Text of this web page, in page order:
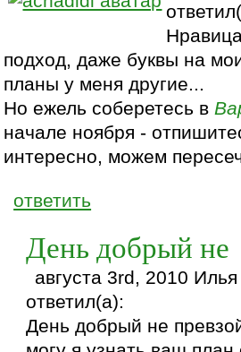
подход, даже буквы на
планы у меня другие...
Но ежель соберетесь в
начале ноября -
интересно, можем
ответить
День добрый не
августа 3rd, 2010
ответил(а):
День добрый не